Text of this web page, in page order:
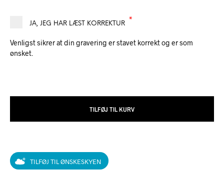
JA, JEG HAR LÆST KORREKTUR *
Venligst sikrer at din gravering er stavet korrekt og er som
ønsket.
TILFØJ TIL KURV
TILFØJ TIL ØNSKESKYEN